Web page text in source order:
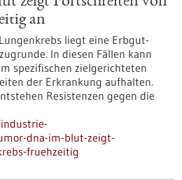
an
liegt eine Erbgut-
In diesen Fällen kann
spezifischen zielgerichteten
der Erkrankung aufhalten.
Resistenzen gegen die
dna-im-blut-zeigt-
fruehzeitig